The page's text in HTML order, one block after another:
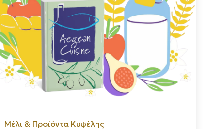
Μέλι & Προϊόντα Κυψέλης